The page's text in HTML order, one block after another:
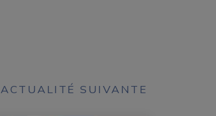
ACTUALITÉ SUIVANTE